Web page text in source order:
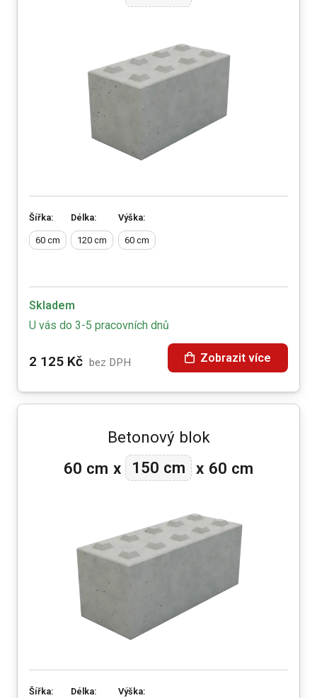
Šířka:
60 cm
Délka:
120 cm
Výška:
60 cm
Skladem
U vás do 3-5 pracovních dnů
2 125 Kč bez DPH Zobrazit více
Betonový blok
60 cm x 150 cm x 60 cm
Šířka: Délka: Výška: